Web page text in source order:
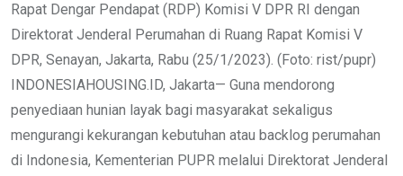
Rapat Dengar Pendapat (RDP) Komisi V DPR RI dengan
Direktorat Jenderal Perumahan di Ruang Rapat Komisi V
DPR, Senayan, Jakarta, Rabu (25/1/2023). (Foto: rist/pupr)
INDONESIAHOUSING.ID, Jakarta— Guna mendorong
penyediaan hunian layak bagi masyarakat sekaligus
mengurangi kekurangan kebutuhan atau backlog perumahan
di Indonesia, Kementerian PUPR melalui Direktorat Jenderal